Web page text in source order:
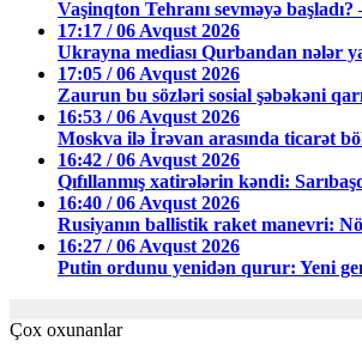
Vaşinqton Tehranı sevməyə
17:17 / 06 Avqust 2026
Ukrayna mediası Qurbandan nələr
17:05 / 06 Avqust 2026
Zaurun bu sözləri sosial şəbəkəni
16:53 / 06 Avqust 2026
Moskva ilə İrəvan arasında ticarət
16:42 / 06 Avqust 2026
Qıfıllanmış xatirələrin kəndi:
16:40 / 06 Avqust 2026
Rusiyanın ballistik raket manevri:
16:27 / 06 Avqust 2026
Putin ordunu yenidən qurur: Yeni
Çox oxunanlar